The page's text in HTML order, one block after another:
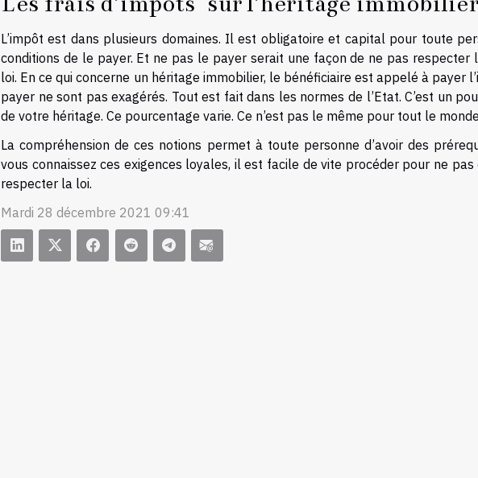
L’impôt est dans plusieurs domaines. Il est obligatoire et capital pour toute
conditions de le payer. Et ne pas le payer serait une façon de ne pas
loi. En ce qui concerne un héritage immobilier, le bénéficiaire est appelé à payer
payer ne sont pas exagérés. Tout est fait dans les normes de l’Etat. C’est un
de votre héritage. Ce pourcentage varie. Ce n’est pas le même pour tout le
La compréhension de ces notions permet à toute personne d’avoir des
vous connaissez ces exigences loyales, il est facile de vite procéder pour ne pas
respecter la loi.
Mardi 28 décembre 2021 09:41